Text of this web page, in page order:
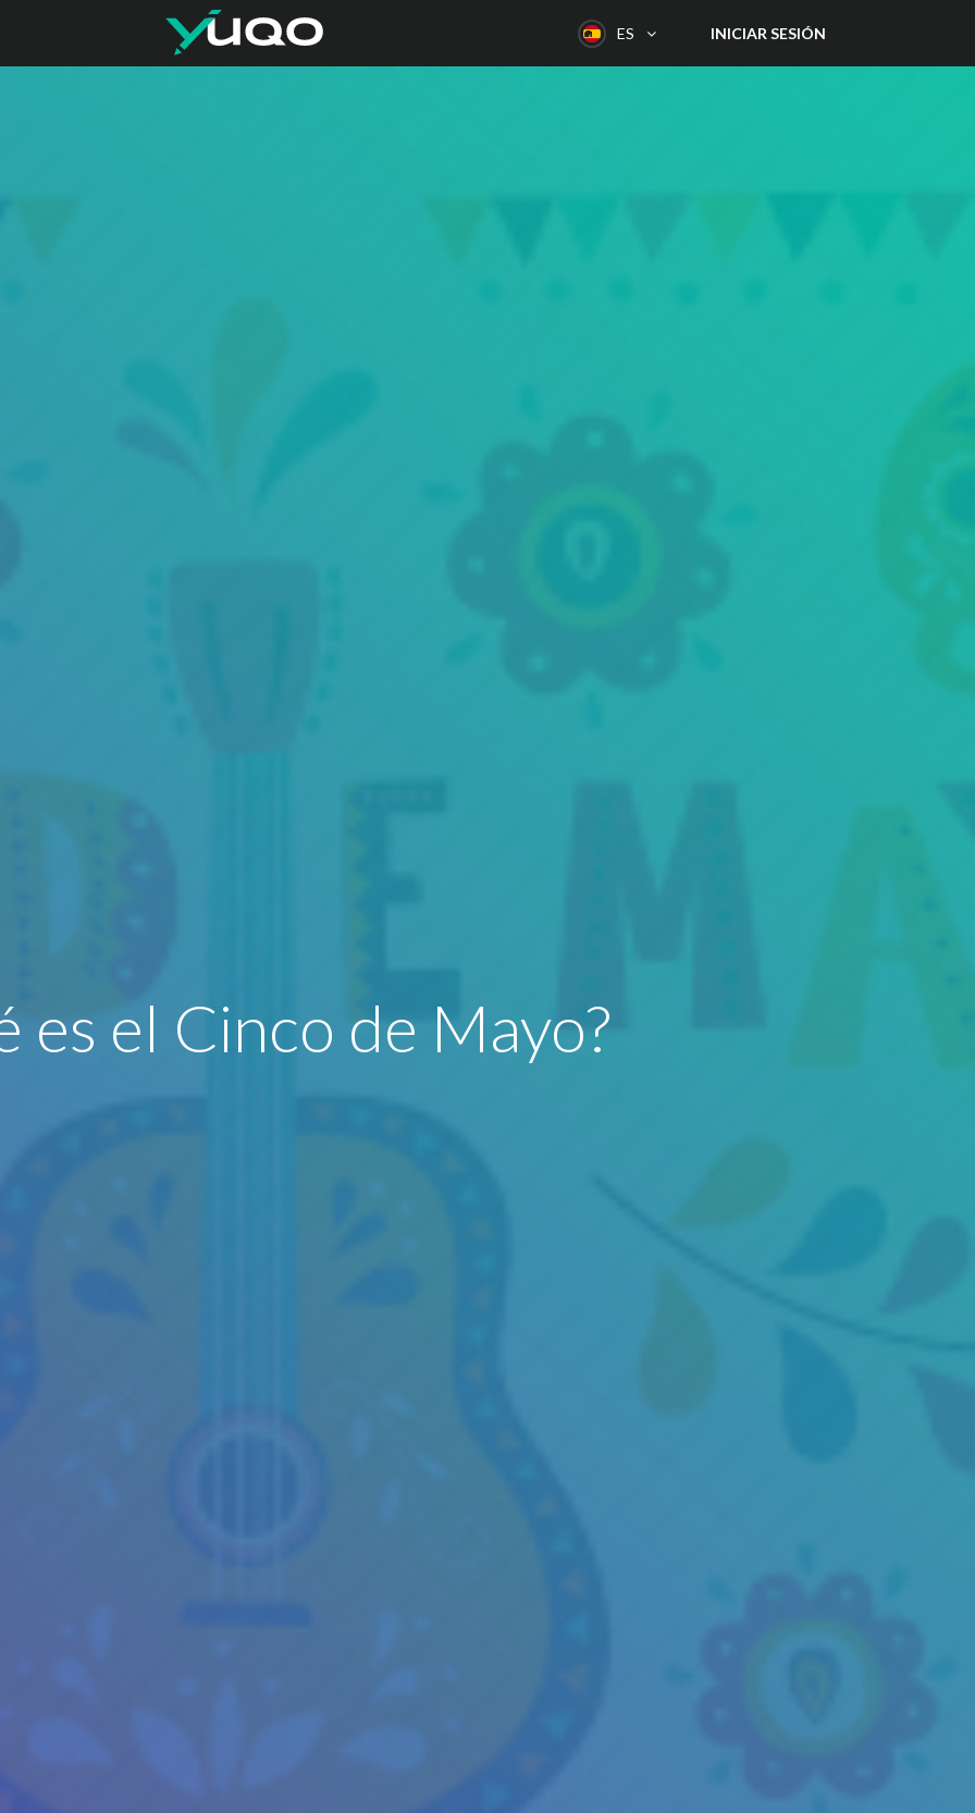
INICIAR SESIÓN
ES
es el Cinco de Mayo?